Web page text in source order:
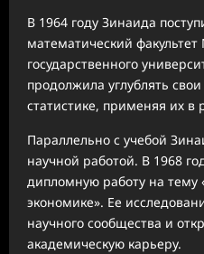
В 1964 году Зинаида
математический факультет
государственного
продолжила углублять
статистике, применяя их
Параллельно с учебой
научной работой. В 1968
дипломную работу на
экономике». Ее
научного сообщества и
академическую карьеру.